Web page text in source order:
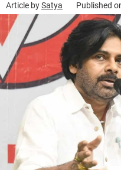
Article bySatya Published